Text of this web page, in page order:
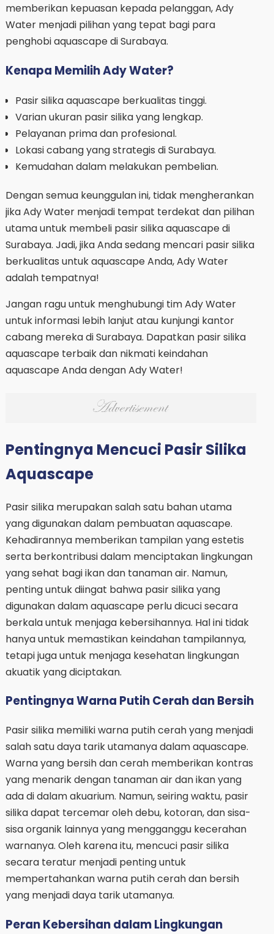
memberikan kepuasan kepada pelanggan, Ady
Water menjadi pilihan yang tepat bagi para
penghobi aquascape di Surabaya.
Kenapa Memilih Ady Water?
Pasir silika aquascape berkualitas tinggi.
Varian ukuran pasir silika yang lengkap.
Pelayanan prima dan profesional.
Lokasi cabang yang strategis di Surabaya.
Kemudahan dalam melakukan pembelian.
Dengan semua keunggulan ini, tidak mengherankan
jika Ady Water menjadi tempat terdekat dan pilihan
utama untuk membeli pasir silika aquascape di
Surabaya. Jadi, jika Anda sedang mencari pasir silika
berkualitas untuk aquascape Anda, Ady Water
adalah tempatnya!
Jangan ragu untuk menghubungi tim Ady Water
untuk informasi lebih lanjut atau kunjungi kantor
cabang mereka di Surabaya. Dapatkan pasir silika
aquascape terbaik dan nikmati keindahan
aquascape Anda dengan Ady Water!
Pentingnya Mencuci Pasir Silika
Aquascape
Pasir silika merupakan salah satu bahan utama
yang digunakan dalam pembuatan aquascape.
Kehadirannya memberikan tampilan yang estetis
serta berkontribusi dalam menciptakan lingkungan
yang sehat bagi ikan dan tanaman air. Namun,
penting untuk diingat bahwa pasir silika yang
digunakan dalam aquascape perlu dicuci secara
berkala untuk menjaga kebersihannya. Hal ini tidak
hanya untuk memastikan keindahan tampilannya,
tetapi juga untuk menjaga kesehatan lingkungan
akuatik yang diciptakan.
Pentingnya Warna Putih Cerah dan Bersih
Pasir silika memiliki warna putih cerah yang menjadi
salah satu daya tarik utamanya dalam aquascape.
Warna yang bersih dan cerah memberikan kontras
yang menarik dengan tanaman air dan ikan yang
ada di dalam akuarium. Namun, seiring waktu, pasir
silika dapat tercemar oleh debu, kotoran, dan sisa-
sisa organik lainnya yang mengganggu kecerahan
warnanya. Oleh karena itu, mencuci pasir silika
secara teratur menjadi penting untuk
mempertahankan warna putih cerah dan bersih
yang menjadi daya tarik utamanya.
Peran Kebersihan dalam Lingkungan